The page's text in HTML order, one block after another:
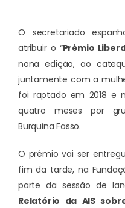
O secretariado
atribuir o “Prémio
nona edição, ao
juntamente com a
foi raptado em 2018 e
quatro meses por
Burquina Fasso.
O prémio vai ser
fim da tarde, na
parte da sessão de
Relatório da AIS